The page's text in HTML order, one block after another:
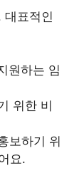
대표적인
원하는 임
위한 비
보하기 위
요.